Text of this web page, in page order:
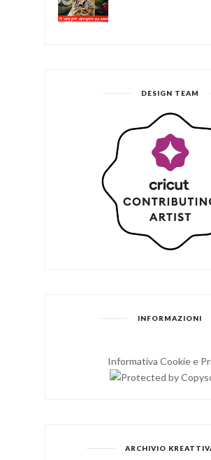
DESIGN TEAM
INFORMAZIONI
Informativa Cookie e
ARCHIVIO